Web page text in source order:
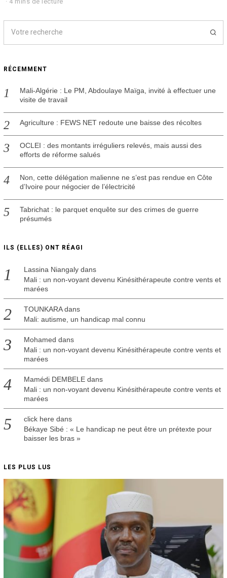
a
i
e
0
2
RÉCEMMENT
Mali-Algérie : Le PM, Abdoulaye Maïga, invité à effectuer une
visite de travail
Agriculture : FEWS NET redoute une baisse des récoltes
OCLEI : des montants irréguliers relevés, mais aussi des
efforts de réforme salués
Non, cette délégation malienne ne s’est pas rendue en Côte
d’Ivoire pour négocier de l’électricité
Tabrichat : le parquet enquête sur des crimes de guerre
présumés
ILS (ELLES) ONT RÉAGI
Lassina Niangalydans
Mali : un non-voyant devenu Kinésithérapeute contre vents et
marées
TOUNKARAdans
Mali: autisme, un handicap mal connu
Mohamed dans
Mali : un non-voyant devenu Kinésithérapeute contre vents et
marées
Mamédi DEMBELEdans
Mali : un non-voyant devenu Kinésithérapeute contre vents et
marées
click here dans
Békaye Sibé : « Le handicap ne peut être un prétexte pour
baisser les bras »
LES PLUS LUS